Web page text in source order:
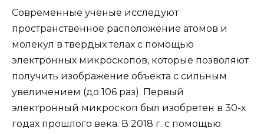
Современные ученые исследуют
пространственное расположение атомов и
молекул в твердых телах с помощью
электронных микроскопов, которые позволяют
получить изображение объекта с сильным
увеличением (до 106 раз). Первый
электронный микроскоп был изобретен в 30-х
годах прошлого века. В 2018 г. с помощью